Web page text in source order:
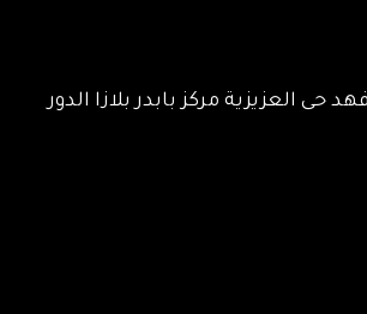
حى العزيزية مركز بابدر بلازا الدور